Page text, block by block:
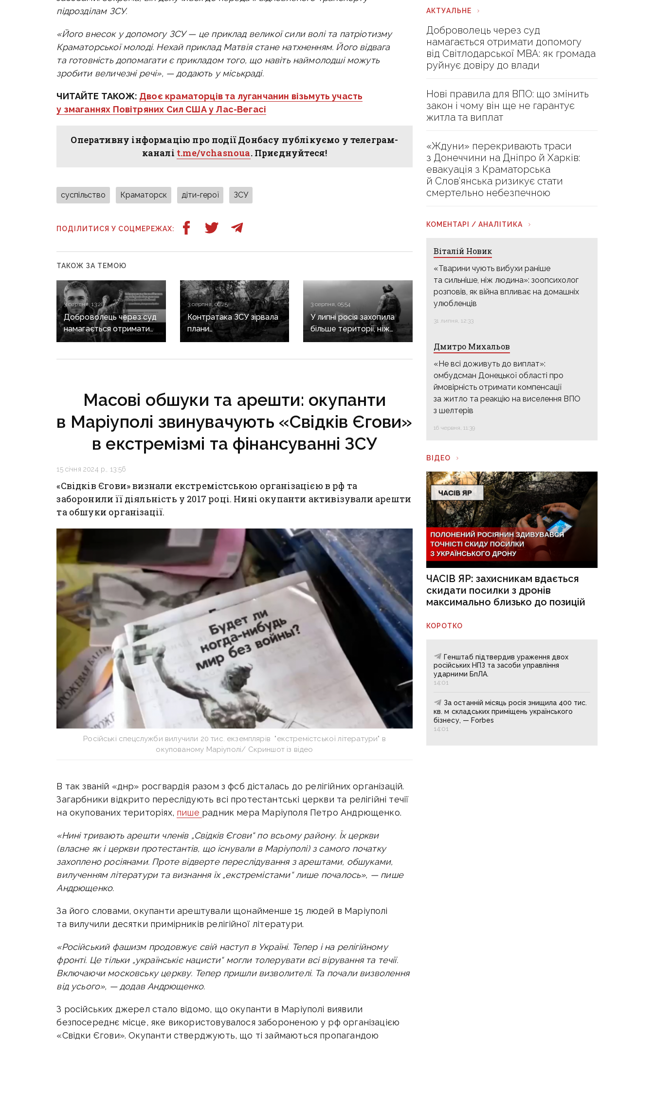
підрозділам ЗСУ.
«Його внесок у допомогу ЗСУ — це приклад великої сили волі та патріотизму
Краматорської молоді. Нехай приклад Матвія стане натхненням. Його відвага
та готовність допомагати є прикладом того, що навіть наймолодші можуть
зробити величезні речі», — додають у міськраді.
ЧИТАЙТЕ ТАКОЖ: Двоє краматорців та луганчанин візьмуть участь
у змаганнях Повітряних Сил США у Лас-Вегасі
Оперативну інформацію про події Донбасу публікуємо у телеграм-
каналі t.me/vchasnoua. Приєднуйтеся!
суспільство Краматорск діти-герої ЗСУ
ПОДІЛИТИСЯ У СОЦМЕРЕЖАХ:
ТАКОЖ ЗА ТЕМОЮ
3 серпня, 13:28
Доброволець через суд
намагається отримати
допомогу від
3 серпня, 06:25
Контратака ЗСУ зірвала
плани
рф на Слов’янському
3 серпня, 05:54
У липні росія захопила
більше території, ніж
звільнили Сили
Масові обшуки та арешти: окупанти
в Маріуполі звинувачують «Свідків Єгови»
в екстремізмі та фінансуванні ЗСУ
15 січня 2024 р., 13:56
«Свідків Єгови» визнали екстремістською організацією в рф та
заборонили її діяльність у 2017 році. Нині окупанти активізували арешти
та обшуки організації.
Російські спецслужби вилучили 20 тис. екземплярів "екстремістської літератури" в
окупованому Маріуполі/ Скриншот із відео
В так званій «днр» росгвардія разом з фсб дісталась до релігійних організацій.
Загарбники відкрито переслідують всі протестантські церкви та релігійні течії
на окупованих територіях, пише радник мера Маріуполя Петро Андрющенко.
«Нині тривають арешти членів „Свідків Єгови“ по всьому району. Їх церкви
(власне як і церкви протестантів, що існували в Маріуполі) з самого початку
захоплено росіянами. Проте відверте переслідування з арештами, обшуками,
вилученням літератури та визнання їх „екстремістами“ лише почалось», — пише
Андрющенко.
За його словами, окупанти арештували щонайменше 15 людей в Маріуполі
та вилучили десятки примірників релігійної літератури.
«Російський фашизм продовжує свій наступ в Україні. Тепер і на релігійному
фронті. Це тільки „українськіє нацисти“ могли толерувати всі вірування та течії.
Включаючи московську церкву. Тепер пришли визволителі. Та почали визволення
від усього», — додав Андрющенко.
З російських джерел стало відомо, що окупанти в Маріуполі виявили
безпосереднє місце, яке використовувалося забороненою у рф організацією
«Свідки Єгови». Окупанти стверджують, що ті займаються пропагандою
АКТУАЛЬНЕ
Доброволець через суд
намагається отримати допомогу
від Світлодарської МВА: як громада
руйнує довіру до влади
Нові правила для ВПО: що змінить
закон і чому він ще не гарантує
житла та виплат
«Ждуни» перекривають траси
з Донеччини на Дніпро й Харків:
евакуація з Краматорська
й Слов’янська ризикує стати
смертельно небезпечною
КОМЕНТАРІ / АНАЛІТИКА
Віталій Новик
«Тварини чують вибухи раніше
та сильніше, ніж людина»: зоопсихолог
розповів, як війна впливає на домашніх
улюбленців
31 липня, 12:33
Дмитро Михальов
«Не всі доживуть до виплат»:
омбудсман Донецької області про
ймовірність отримати компенсації
за житло та реакцію на виселення ВПО
з шелтерів
16 червня, 11:39
ВІДЕО
ЧАСІВ ЯР: захисникам вдається
скидати посилки з дронів
максимально близько до позицій
КОРОТКО
Генштаб підтвердив ураження двох
російських НПЗ та засоби управління
ударними БпЛА.
14:01
За останній місяць росія знищила 400 тис.
кв. м складських приміщень українського
бізнесу, — Forbes
14:01